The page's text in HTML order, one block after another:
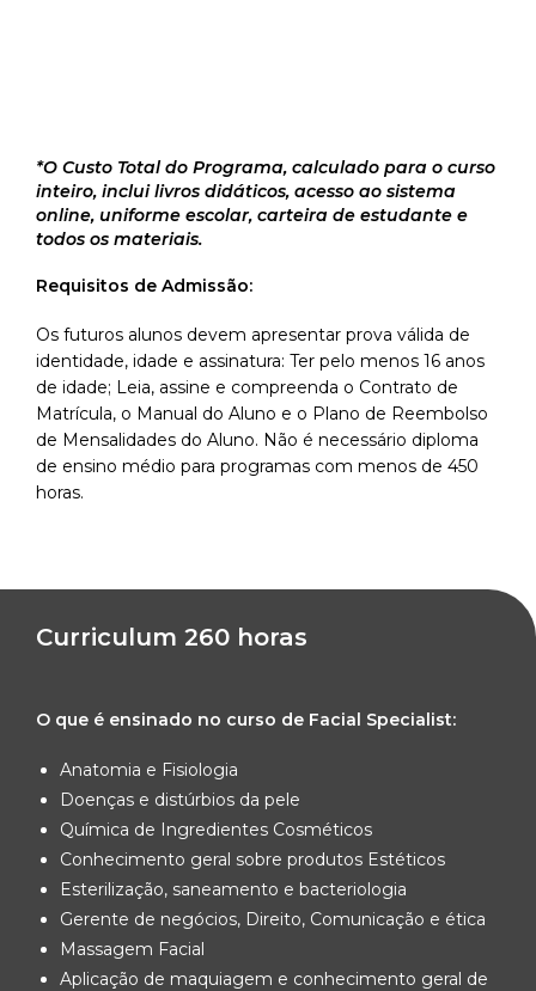
*O Custo Total do Programa, calculado para o curso
inteiro, inclui livros didáticos, acesso ao sistema
online, uniforme escolar, carteira de estudante e
todos os materiais.
Requisitos de Admissão:
Os futuros alunos devem apresentar prova válida de
identidade, idade e assinatura: Ter pelo menos 16 anos
de idade; Leia, assine e compreenda o Contrato de
Matrícula, o Manual do Aluno e o Plano de Reembolso
de Mensalidades do Aluno. Não é necessário diploma
de ensino médio para programas com menos de 450
horas.
Curriculum 260 horas
O que é ensinado no curso de Facial Specialist:
Anatomia e Fisiologia
Doenças e distúrbios da pele
Química de Ingredientes Cosméticos
Conhecimento geral sobre produtos Estéticos
Esterilização, saneamento e bacteriologia
Gerente de negócios, Direito, Comunicação e ética
Massagem Facial
Aplicação de maquiagem e conhecimento geral de